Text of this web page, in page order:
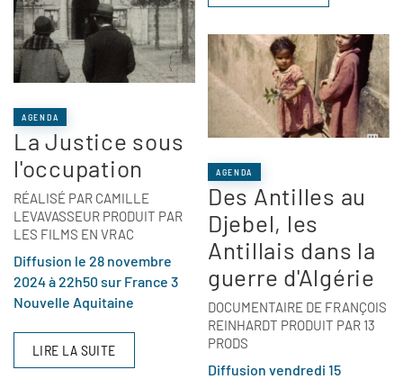
AGENDA
La Justice sous
l'occupation
RÉALISÉ PAR CAMILLE
LEVAVASSEUR PRODUIT PAR
LES FILMS EN VRAC
Diffusion le 28 novembre
2024 à 22h50 sur France 3
Nouvelle Aquitaine
LIRE LA SUITE
AGENDA
Des Antilles au
Djebel, les
Antillais dans la
guerre d'Algérie
DOCUMENTAIRE DE FRANÇOIS
REINHARDT PRODUIT PAR 13
PRODS
Diffusion vendredi 15